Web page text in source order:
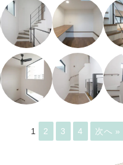
1 2 3 4 次へ »